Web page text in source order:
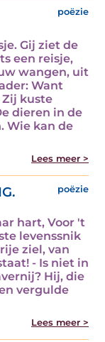
poëzie
Gij ziet de
een reisje,
wangen, uit
Want
Zij kuste
dieren in de
Wie kan de
Lees meer >
poëzie
hart, Voor 't
levenssnik
ziel, van
- Is niet in
Hij, die
vergulde
Lees meer >